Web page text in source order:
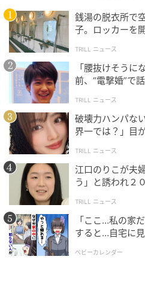
ウーマンエキサイト
銭湯の脱衣所で
子。ロッカーを
中で拍手」
TRILL ニュース
「腰抜けそうに
前、“電撃婚”で
TRILL ニュース
破壊力ハンパな
界一では？」目
TRILL ニュース
江口のりこが夫
う」と誘われ２
TRILL ニュース
「ここ…私の家
すると…自宅に
ベビーカレンダー